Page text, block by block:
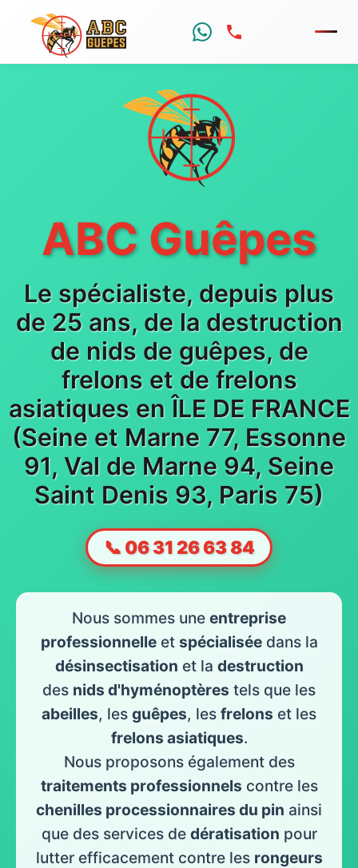
ABC Guêpes
Le spécialiste, depuis plus
de 25 ans, de la destruction
de nids de guêpes, de
frelons et de frelons
asiatiques en ÎLE DE FRANCE
(Seine et Marne 77, Essonne
91, Val de Marne 94, Seine
Saint Denis 93, Paris 75)
📞 06 31 26 63 84
Nous sommes une entreprise
professionnelle et spécialisée dans la
désinsectisation et la destruction
des nids d'hyménoptères tels que les
abeilles, les guêpes, les frelons et les
frelons asiatiques.
Nous proposons également des
traitements professionnels contre les
chenilles processionnaires du pin ainsi
que des services de dératisation pour
lutter efficacement contre les rongeurs